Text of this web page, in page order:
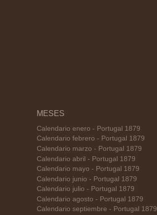
MESES
Calendario enero - Portugal 1879
Calendario febrero - Portugal 1879
Calendario marzo - Portugal 1879
Calendario abril - Portugal 1879
Calendario mayo - Portugal 1879
Calendario junio - Portugal 1879
Calendario julio - Portugal 1879
Calendario agosto - Portugal 1879
Calendario septiembre - Portugal 1879